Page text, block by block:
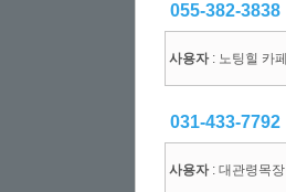
055-382-3838
사용자: 노팅힐 카페
031-433-7792
사용자: 대관령목장